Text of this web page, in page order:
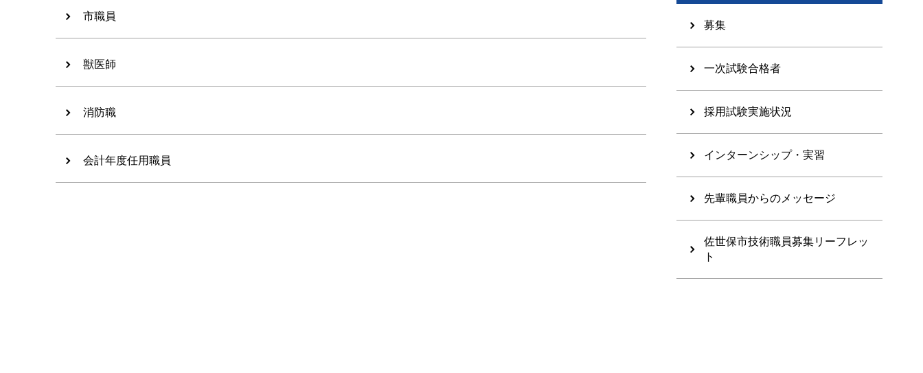
市職員
獣医師
消防職
会計年度任用職員
募集
一次試験合格者
採用試験実施状況
インターンシップ・実習
先輩職員からのメッセージ
佐世保市技術職員募集リーフレッ
ト